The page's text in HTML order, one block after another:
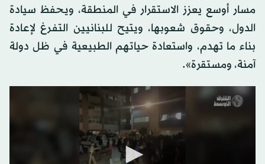
مسار أوسع يعزز الاستقرار في المنطقة، ويحفظ سيادة
الدول، وحقوق شعوبها، ويتيح للبنانيين التفرغ لإعادة
بناء ما تهدم، واستعادة حياتهم الطبيعية في ظل دولة
آمنة، ومستقرة».